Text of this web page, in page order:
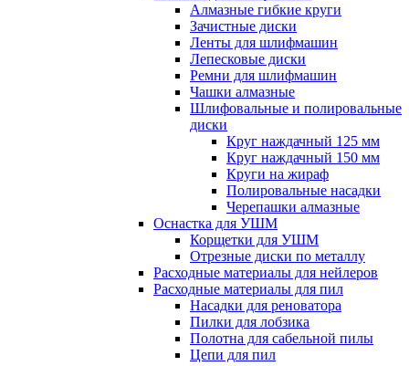
Алмазные гибкие круги
Зачистные диски
Ленты для шлифмашин
Лепесковые диски
Ремни для шлифмашин
Чашки алмазные
Шлифовальные и полировальные
диски
Круг наждачный 125 мм
Круг наждачный 150 мм
Круги на жираф
Полировальные насадки
Черепашки алмазные
Оснастка для УШМ
Корщетки для УШМ
Отрезные диски по металлу
Расходные материалы для нейлеров
Расходные материалы для пил
Насадки для реноватора
Пилки для лобзика
Полотна для сабельной пилы
Цепи для пил